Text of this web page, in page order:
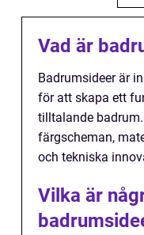
Vad är
Badrumsideer är
för att skapa ett
tilltalande
färgscheman,
och tekniska
Vilka är